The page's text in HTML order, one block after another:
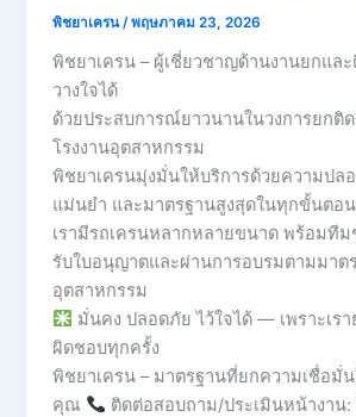
พิชยาเครน /พฤษภาคม 23, 2026
พิชยาเครน – ผู้เชี่ยวชาญด้านงานยกแล
วางใจได้
ด้วยประสบการณ์ยาวนานในวงการยกติด
โรงงานอุตสาหกรรม
พิชยาเครนมุ่งมั่นให้บริการด้วยความปล
แม่นยำ และมาตรฐานสูงสุดในทุกขั้นตอ
เรามีรถเครนหลากหลายขนาด พร้อมที
รับใบอนุญาตและผ่านการอบรมตามมาต
อุตสาหกรรม
มั่นคง ปลอดภัย ไว้ใจได้ — เพราะเร
ผิดชอบทุกครั้ง
พิชยาเครน – มาตรฐานที่ยกความเชื่อมั่
คุณ
ติดต่อสอบถาม/ประเมินหน้างาน